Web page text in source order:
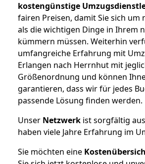
kostengünstige
fairen Preisen, damit Sie sich um
als die wichtigen Dinge in Ihrem
kümmern müssen. Weiterhin
umfangreiche Erfahrung mit
Erlangen nach Herrnhut mit
Größenordnung und können
garantieren, dass wir für jedes
passende Lösung finden werden.
Unser Netzwerk ist sorgfältig
haben viele Jahre Erfahrung im
Sie möchten eine